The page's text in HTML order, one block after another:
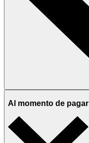
Al momento de pagar